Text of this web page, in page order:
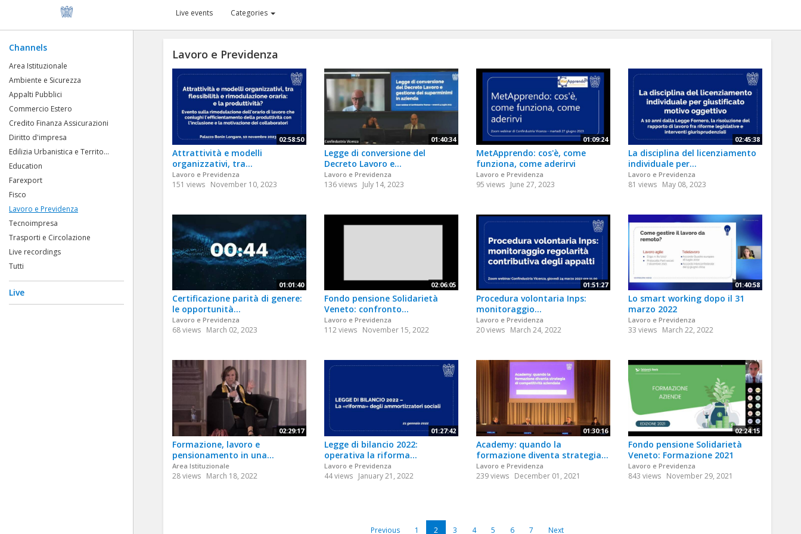
Live events Categories
Channels
Area Istituzionale
Ambiente e Sicurezza
Appalti Pubblici
Commercio Estero
Credito Finanza Assicurazioni
Diritto d'impresa
Edilizia Urbanistica e Territo...
Education
Farexport
Fisco
Lavoro e Previdenza
Tecnoimpresa
Trasporti e Circolazione
Live recordings
Tutti
Live
Lavoro e Previdenza
02:58:50
Attrattività e modelli
organizzativi, tra...
Lavoro e Previdenza
151 views November 10, 2023
01:40:34
Legge di conversione del
Decreto Lavoro e...
Lavoro e Previdenza
136 views July 14, 2023
01:09:24
MetApprendo: cos'è, come
funziona, come aderirvi
Lavoro e Previdenza
95 views June 27, 2023
02:45:38
La disciplina del licenziamento
individuale per...
Lavoro e Previdenza
81 views May 08, 2023
01:01:40
Certificazione parità di genere:
le opportunità...
Lavoro e Previdenza
68 views March 02, 2023
02:06:05
Fondo pensione Solidarietà
Veneto: confronto...
Lavoro e Previdenza
112 views November 15, 2022
01:51:27
Procedura volontaria Inps:
monitoraggio...
Lavoro e Previdenza
20 views March 24, 2022
01:40:58
Lo smart working dopo il 31
marzo 2022
Lavoro e Previdenza
33 views March 22, 2022
02:29:17
Formazione, lavoro e
pensionamento in una...
Area Istituzionale
28 views March 18, 2022
01:27:42
Legge di bilancio 2022:
operativa la riforma...
Lavoro e Previdenza
44 views January 21, 2022
01:30:16
Academy: quando la
formazione diventa strategia...
Lavoro e Previdenza
239 views December 01, 2021
02:24:15
Fondo pensione Solidarietà
Veneto: Formazione 2021
Lavoro e Previdenza
843 views November 29, 2021
Previous 1 2 3 4 5 6 7 Next